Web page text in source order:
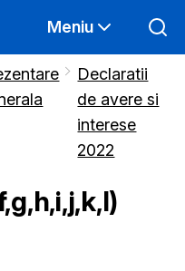
Meniu
Declaratii
de avere si
interese
2022